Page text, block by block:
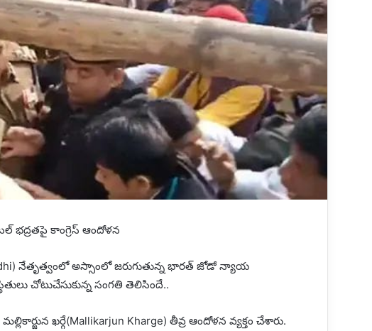
భద్రతపై కాంగ్రెస్‌ ఆందోళన
నేతృత్వంలో అస్సాంలో జరుగుతున్న భారత్‌ జోడో న్యాయ
చోటుచేసుకున్న సంగతి తెలిసిందే..
ఖర్గే(Mallikarjun Kharge) తీవ్ర ఆందోళన వ్యక్తం చేశారు.